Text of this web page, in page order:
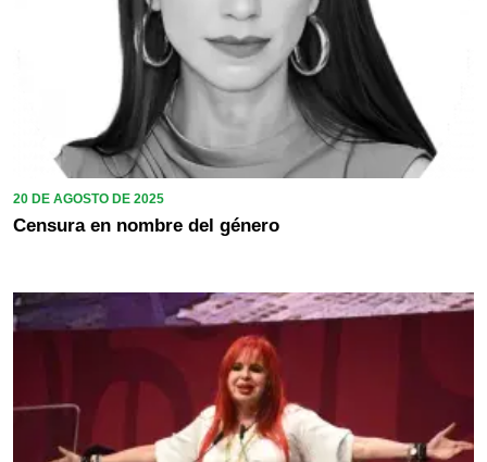
20 DE AGOSTO DE 2025
Censura en nombre del género